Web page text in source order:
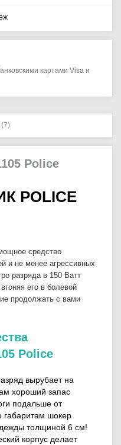
картами Visa и
(7)
Police
POLICE
средство
и не менее агрессивных
разряда в 150 Ватт
его в болевой
продолжать с вами
Police
вырубает на
хороший запас
подальше от
габаритам шокер
толщиной 6 см!
корпус делает